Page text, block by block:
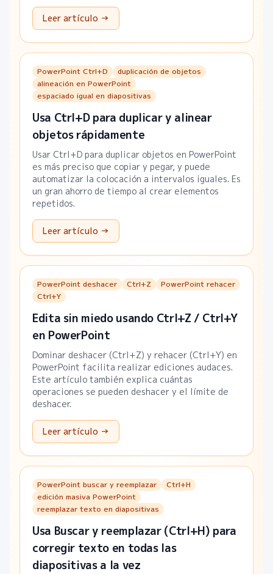
Leer artículo →
PowerPoint Ctrl+D
duplicación de objetos
alineación en PowerPoint
espaciado igual en diapositivas
Usa Ctrl+D para duplicar y alinear
objetos rápidamente
Usar Ctrl+D para duplicar objetos en PowerPoint
es más preciso que copiar y pegar, y puede
automatizar la colocación a intervalos iguales. Es
un gran ahorro de tiempo al crear elementos
repetidos.
Leer artículo →
PowerPoint deshacer Ctrl+Z
PowerPoint rehacer
Ctrl+Y
Edita sin miedo usando Ctrl+Z / Ctrl+Y
en PowerPoint
Dominar deshacer (Ctrl+Z) y rehacer (Ctrl+Y) en
PowerPoint facilita realizar ediciones audaces.
Este artículo también explica cuántas
operaciones se pueden deshacer y el límite de
deshacer.
Leer artículo →
PowerPoint buscar y reemplazar
Ctrl+H
edición masiva PowerPoint
reemplazar texto en diapositivas
Usa Buscar y reemplazar (Ctrl+H) para
corregir texto en todas las
diapositivas a la vez